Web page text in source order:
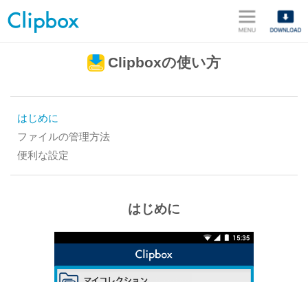
Clipboxの使い方
はじめに
ファイルの管理方法
便利な設定
はじめに